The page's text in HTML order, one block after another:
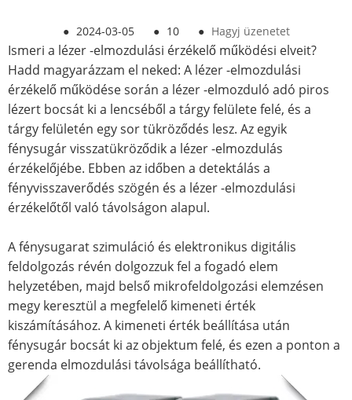
● 2024-03-05 ● 10 ● Hagyj üzenetet
Ismeri a lézer -elmozdulási érzékelő működési elveit?
Hadd magyarázzam el neked: A lézer -elmozdulási
érzékelő működése során a lézer -elmozduló adó piros
lézert bocsát ki a lencséből a tárgy felülete felé, és a
tárgy felületén egy sor tükröződés lesz. Az egyik
fénysugár visszatükröződik a lézer -elmozdulás
érzékelőjébe. Ebben az időben a detektálás a
fényvisszaverődés szögén és a lézer -elmozdulási
érzékelőtől való távolságon alapul.
A fénysugarat szimuláció és elektronikus digitális
feldolgozás révén dolgozzuk fel a fogadó elem
helyzetében, majd belső mikrofeldolgozási elemzésen
megy keresztül a megfelelő kimeneti érték
kiszámításához. A kimeneti érték beállítása után
fénysugár bocsát ki az objektum felé, és ezen a ponton a
gerenda elmozdulási távolsága beállítható.